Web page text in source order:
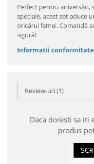
Perfect pentru aniversări,
speciale, acest set aduce
oricărui femei. Comandă
sigură!
Informatii
Review-uri(1)
Daca doresti sa iti
produs